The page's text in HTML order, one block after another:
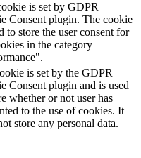
is set by GDPR
Consent plugin. The cookie
to store the user consent for
in the category
is set by the GDPR
Consent plugin and is used
whether or not user has
to the use of cookies. It
store any personal data.